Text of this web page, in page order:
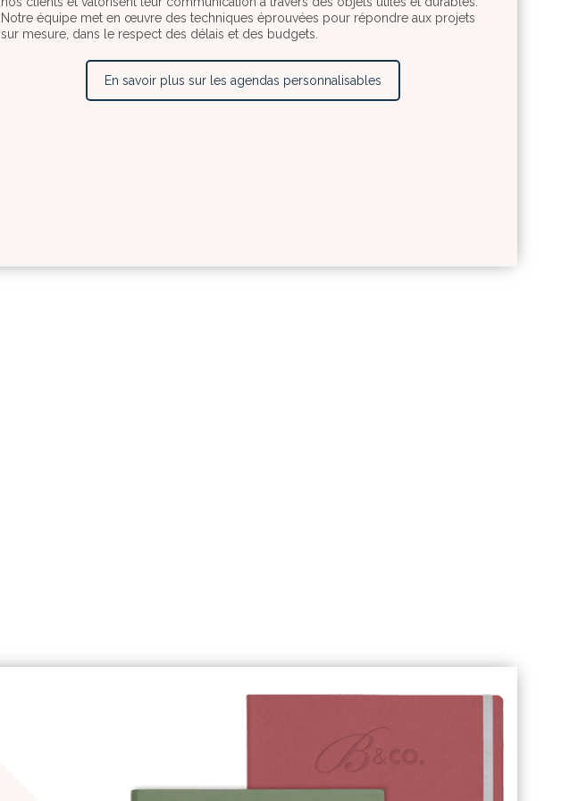
Notre équipe met en œuvre des techniques éprouvées pour répondre aux projets
sur mesure, dans le respect des délais et des budgets.
En savoir plus sur les agendas personnalisables